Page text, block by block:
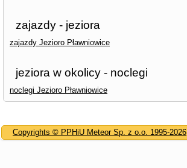
zajazdy - jeziora
zajazdy Jezioro Pławniowice
jeziora w okolicy - noclegi
noclegi Jezioro Pławniowice
Copyrights © PPHiU Meteor Sp. z o.o. 1995-2026